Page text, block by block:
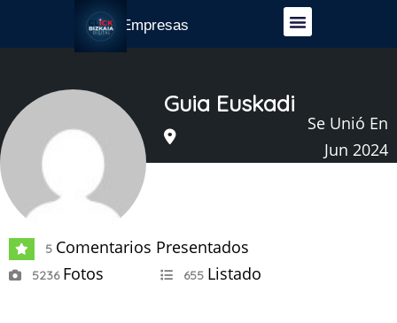
Guía Empresas
Guia Euskadi
Se Unió En
Jun 2024
5 Comentarios Presentados
5236 Fotos 655 Listado